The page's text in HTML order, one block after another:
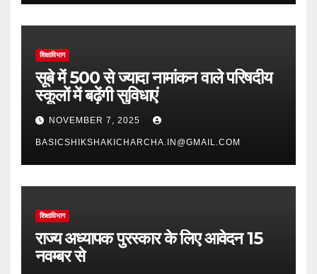
शिक्षाविभाग
सूबे में 500 से ज्यादा नामांकन वाले परिषदीय
स्कूलों में बढ़ेंगी सुविधाएं
NOVEMBER 7, 2025
BASICSHIKSHAKICHARCHA.IN@GMAIL.COM
शिक्षाविभाग
राज्य अध्यापक पुरस्कार के लिए आवेदन 15
नवम्बर से